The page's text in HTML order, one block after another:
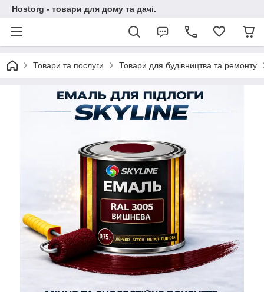
Hostorg - товари для дому та дачі.
Товари та послуги Товари для будівництва та ремонту